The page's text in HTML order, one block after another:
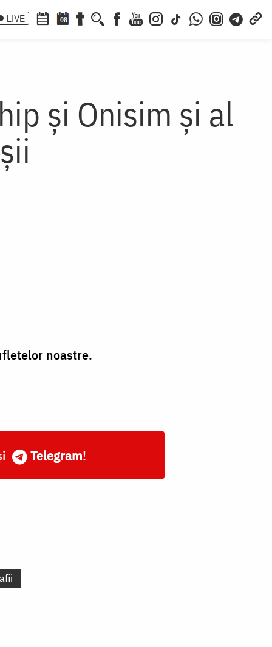
LIVE 08
şi Onisim şi al
noastre.
Telegram!